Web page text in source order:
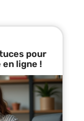
pour
ligne !